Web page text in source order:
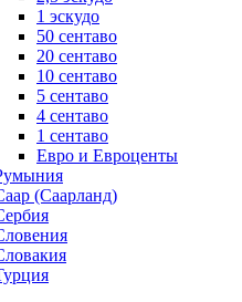
1 эскудо
50 сентаво
20 сентаво
10 сентаво
5 сентаво
4 сентаво
1 сентаво
Евро и Евроценты
(Саарланд)